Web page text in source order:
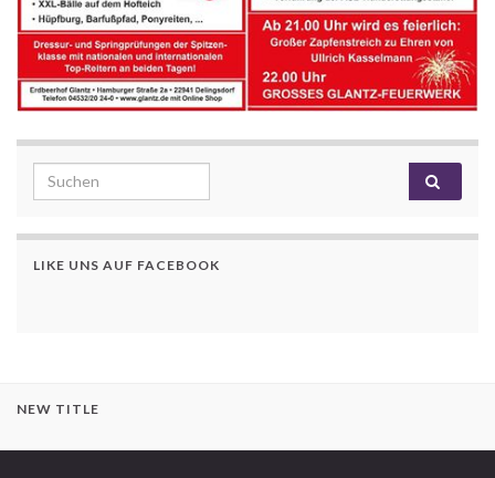
Search for:
LIKE UNS AUF FACEBOOK
NEW TITLE